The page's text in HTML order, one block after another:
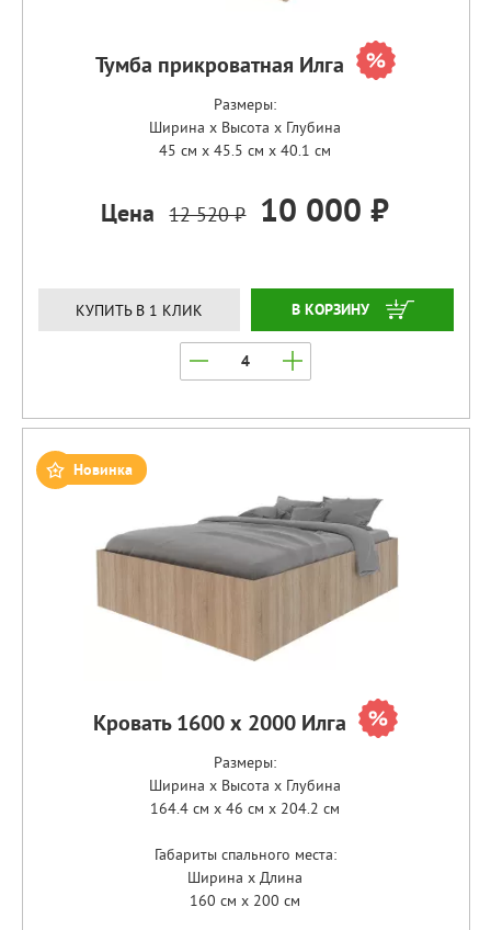
Тумба прикроватная Илга
Размеры:
Ширина x Высота x Глубина
45 см x 45.5 см x 40.1 см
Цена 12 520 ₽ 10 000 ₽
КУПИТЬ В 1 КЛИК ЗАКАЗАТЬ
Новинка
Кровать 1600 х 2000 Илга
Размеры:
Ширина x Высота x Глубина
164.4 см x 46 см x 204.2 см
Габариты спального места:
Ширина x Длина
160 см x 200 см